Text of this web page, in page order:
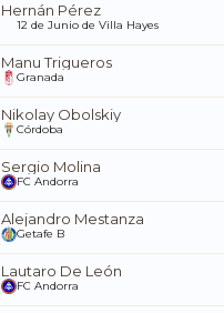
Hernán Pérez
12 de Junio de Villa Hayes
Manu Trigueros
Granada
Nikolay Obolskiy
Córdoba
Sergio Molina
FC Andorra
Alejandro Mestanza
Getafe B
Lautaro De León
FC Andorra